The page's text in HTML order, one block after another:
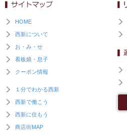
HOME
西新について
お・み・せ
看板娘・息子
クーポン情報
１分でわかる西新
西新で働こう
西新に住もう
商店街MAP